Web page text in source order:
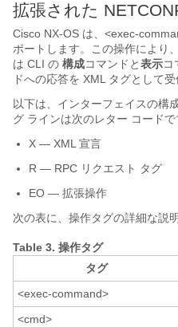
拡張された
Cisco NX-OS は、<exec-
ポートします。この操作により
は CLI の 構成コマンドと表示コ
ドへの応答を XML タグとして受
以下は、インターフェイスの構
グ ラインは次のレター コード
X — XML 宣言
R — RPC リクエスト タグ
EO — 拡張操作
次の表に、操作タグの詳細な説
Table 3. 操作タグ
タグ
<exec-command>
<cmd>